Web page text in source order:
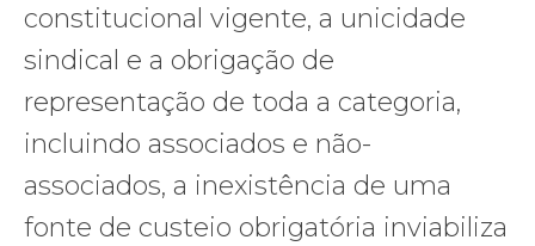
constitucional vigente, a unicidade
sindical e a obrigação de
representação de toda a categoria,
incluindo associados e não-
associados, a inexistência de uma
fonte de custeio obrigatória inviabiliza